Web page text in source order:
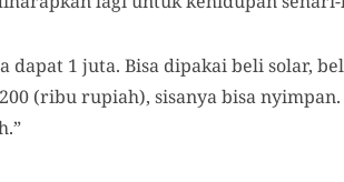
dapat 1 juta. Bisa dipakai beli solar,
(ribu rupiah), sisanya bisa